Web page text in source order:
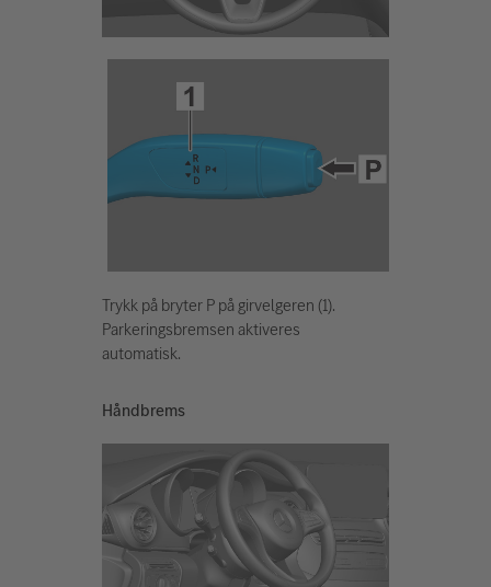
Trykk på bryter P på girvelgeren (1).
Parkeringsbremsen aktiveres
automatisk.
Håndbrems